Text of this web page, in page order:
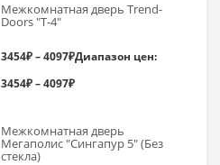
Межкомнатная дверь Trend-
Doоrs "Т-4"
3454₽–4097₽Диапазон цен:
3454₽ – 4097₽
Межкомнатная дверь
Мегаполис "Сингапур 5" (Без
стекла)